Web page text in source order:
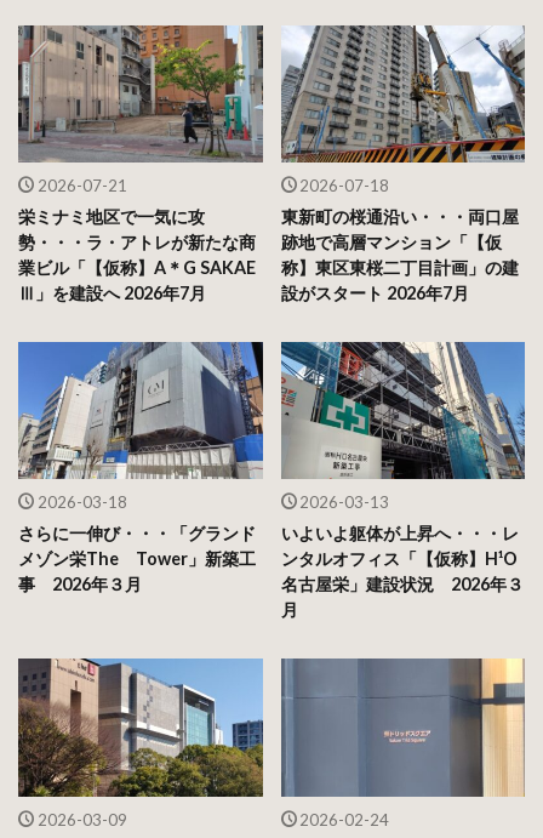
2026-07-21
栄ミナミ地区で一気に攻
勢・・・ラ・アトレが新たな商
業ビル「【仮称】A＊G SAKAE
Ⅲ」を建設へ 2026年7月
2026-07-18
東新町の桜通沿い・・・両口屋
跡地で高層マンション「【仮
称】東区東桜二丁目計画」の建
設がスタート 2026年7月
2026-03-18
さらに一伸び・・・「グランド
メゾン栄The Tower」新築工
事 2026年３月
2026-03-13
いよいよ躯体が上昇へ・・・レ
ンタルオフィス「【仮称】H¹O
名古屋栄」建設状況 2026年３
月
2026-03-09 2026-02-24